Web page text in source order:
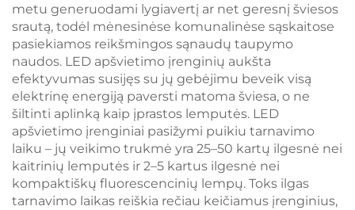
metu generuodami lygiavertį ar net geresnį šviesos
srautą, todėl mėnesinėse komunalinėse sąskaitose
pasiekiamos reikšmingos sąnaudų taupymo
naudos. LED apšvietimo įrenginių aukšta
efektyvumas susijęs su jų gebėjimu beveik visą
elektrinę energiją paversti matoma šviesa, o ne
šiltinti aplinką kaip įprastos lemputės. LED
apšvietimo įrenginiai pasižymi puikiu tarnavimo
laiku – jų veikimo trukmė yra 25–50 kartų ilgesnė nei
kaitrinių lemputės ir 2–5 kartus ilgesnė nei
kompaktiškų fluorescencinių lempų. Toks ilgas
tarnavimo laikas reiškia rečiau keičiamus įrenginius,